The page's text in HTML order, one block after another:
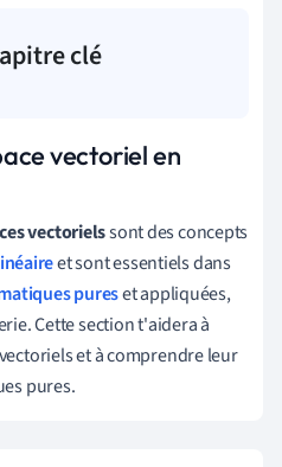
clé
vectoriel en
vectorielssont des concepts
et sont essentiels dans
pureset appliquées,
Cette section t'aidera à
et à comprendre leur
pures.